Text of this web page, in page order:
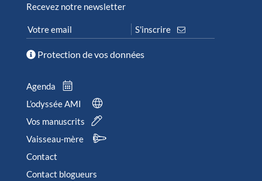
Recevez notre newsletter
Protection de vos données
Agenda
L’odyssée AMI
Vos manuscrits
Vaisseau-mère
Contact
Contact blogueurs